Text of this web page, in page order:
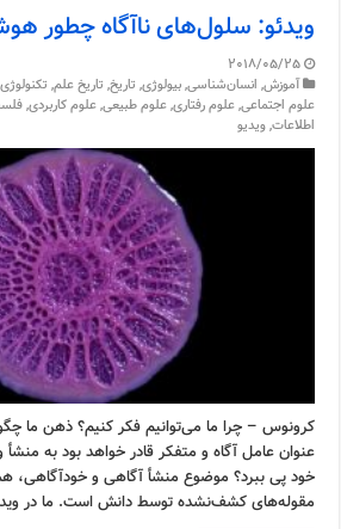
ویدئو: سلول‌های ناآگاه چطور
2018/05/25
آموزش, انسان‌شناسی,بیولوژی, تاریخ, تاریخ علم, تکنولوژی
علوم اجتماعی,علوم رفتاری,علوم طبیعی,علوم کاربردی,
اطلاعات,ویدیو
کرونوس – چرا ما می‌توانیم فکر کنیم؟ ذهن ما
عنوان عامل آگاه و متفکر قادر خواهد بود به
خود پی ببرد؟ موضوع منشأ آگاهی و خودآگاهی،
مقوله‌های کشف‌نشده توسط دانش است. ما در